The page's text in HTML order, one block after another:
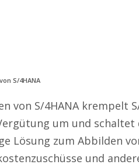
S/4HANA
von S/4HANA krempelt
um und schaltet
Lösung zum Abbilden
und